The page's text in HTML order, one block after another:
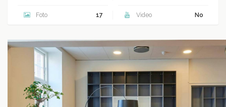
Foto 17 Video No